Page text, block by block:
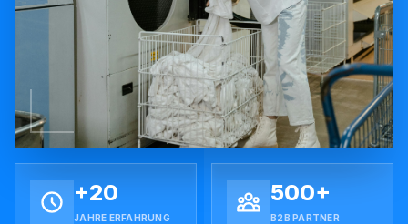
+20
JAHRE ERFAHRUNG
500+
B2B PARTNER